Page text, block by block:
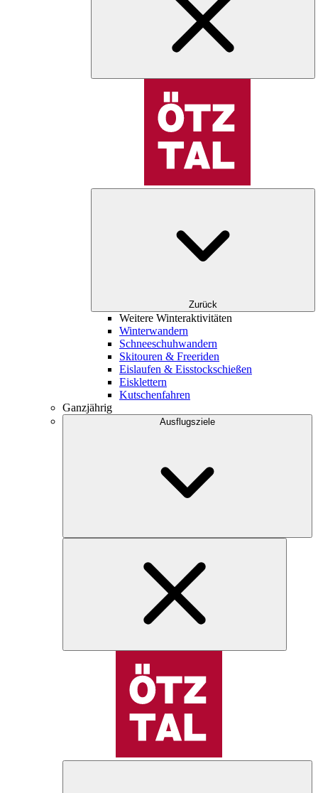
Zurück
Weitere Winteraktivitäten
Winterwandern
Schneeschuhwandern
Skitouren & Freeriden
Eislaufen & Eisstockschießen
Eisklettern
Kutschenfahren
Ganzjährig
Ausflugsziele